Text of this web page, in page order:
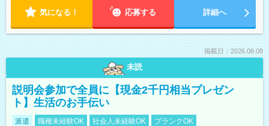
気になる！ 応募する 詳細へ
掲載日：2026.08.08
未読
説明会参加で全員に【現金2千円相当プレゼン
ト】生活のお手伝い
派遣 職種未経験OK 社会人未経験OK
ブランクOK